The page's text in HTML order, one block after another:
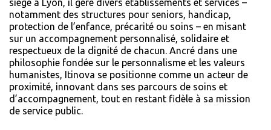
siège à Lyon, il gère divers établissements et services –
notamment des structures pour seniors, handicap,
protection de l’enfance, précarité ou soins – en misant
sur un accompagnement personnalisé, solidaire et
respectueux de la dignité de chacun. Ancré dans une
philosophie fondée sur le personnalisme et les valeurs
humanistes, Itinova se positionne comme un acteur de
proximité, innovant dans ses parcours de soins et
d’accompagnement, tout en restant fidèle à sa mission
de service public.